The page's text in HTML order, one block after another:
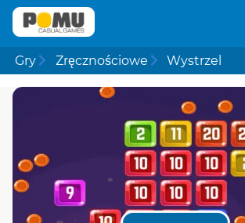
Gry Zręcznościowe Wystrzel